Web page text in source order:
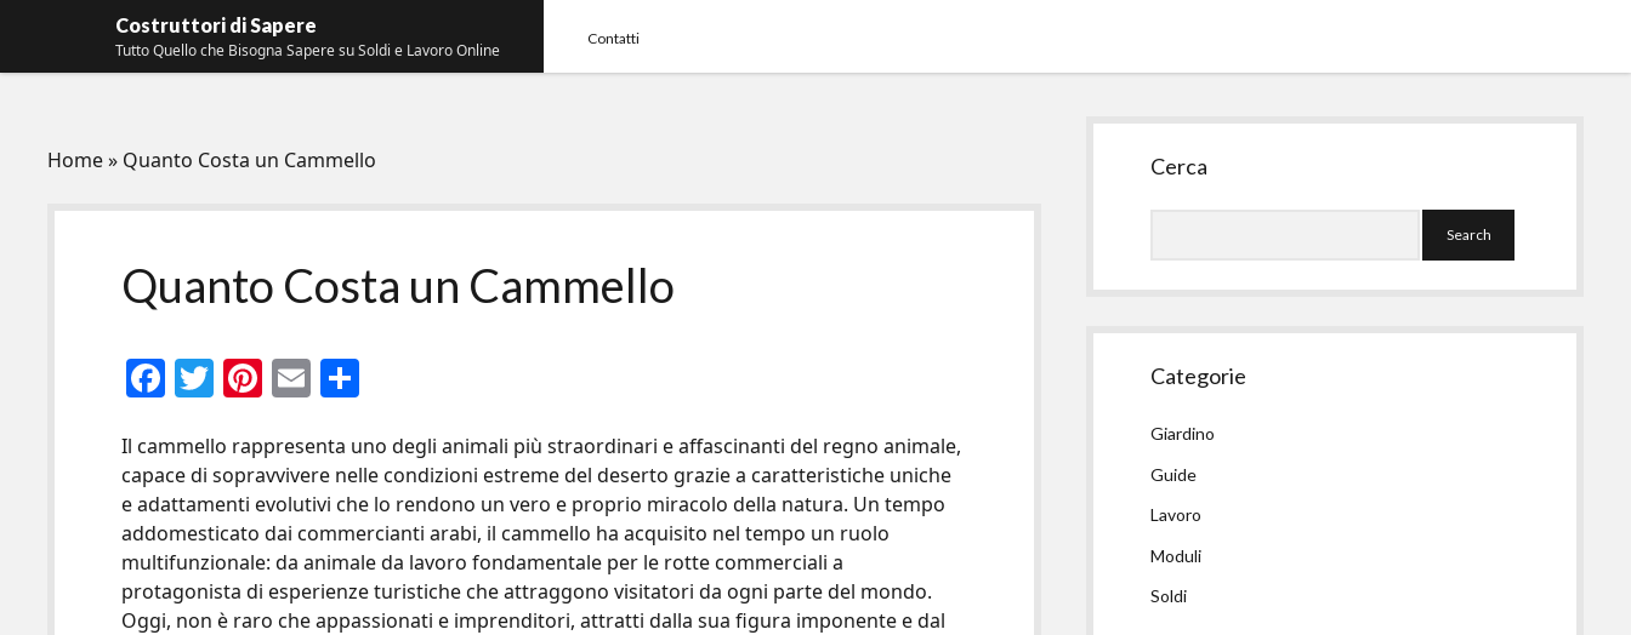
Costruttori di Sapere
Tutto Quello che Bisogna Sapere su Soldi e Lavoro Online
Contatti
Home» Quanto Costa un Cammello
Quanto Costa un Cammello
F
e
b
o
o
k
T
itt
er
Pi
er
es
t
E
ai
l
n
di
vi
di
Il cammello rappresenta uno degli animali più straordinari e affascinanti del regno animale,
capace di sopravvivere nelle condizioni estreme del deserto grazie a caratteristiche uniche
e adattamenti evolutivi che lo rendono un vero e proprio miracolo della natura. Un tempo
addomesticato dai commercianti arabi, il cammello ha acquisito nel tempo un ruolo
multifunzionale: da animale da lavoro fondamentale per le rotte commerciali a
protagonista di esperienze turistiche che attraggono visitatori da ogni parte del mondo.
Oggi, non è raro che appassionati e imprenditori, attratti dalla sua figura imponente e dal
Sidebar
Cerca
Categorie
Giardino
Guide
Lavoro
Moduli
Soldi